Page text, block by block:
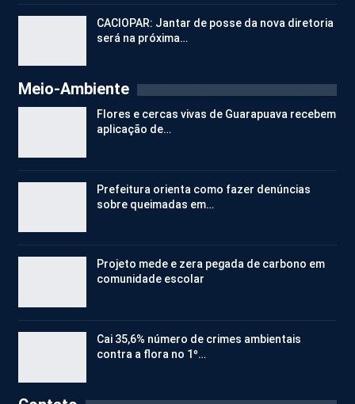
CACIOPAR: Jantar de posse da nova diretoria
será na próxima…
Meio-Ambiente
Flores e cercas vivas de Guarapuava recebem
aplicação de…
Prefeitura orienta como fazer denúncias
sobre queimadas em…
Projeto mede e zera pegada de carbono em
comunidade escolar
Cai 35,6% número de crimes ambientais
contra a flora no 1º…